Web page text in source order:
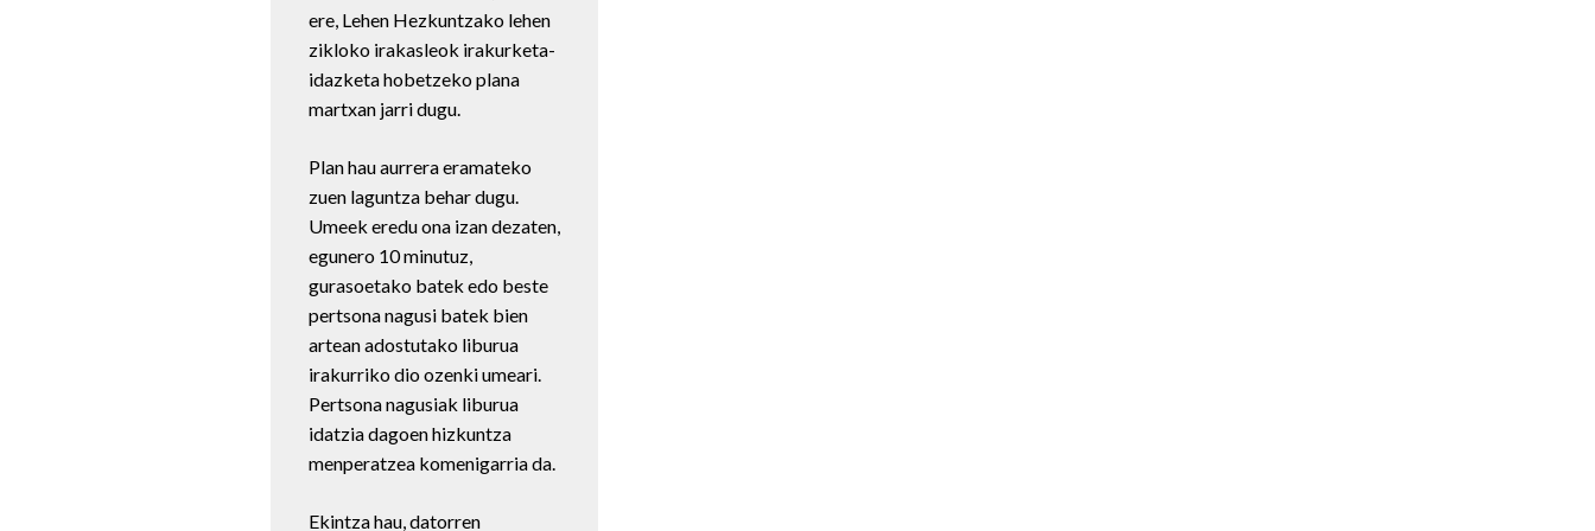
ere, Lehen Hezkuntzako lehen
zikloko irakasleok irakurketa-
idazketa hobetzeko plana
martxan jarri dugu.
Plan hau aurrera eramateko
zuen laguntza behar dugu.
Umeek eredu ona izan dezaten,
egunero 10 minutuz,
gurasoetako batek edo beste
pertsona nagusi batek bien
artean adostutako liburua
irakurriko dio ozenki umeari.
Pertsona nagusiak liburua
idatzia dagoen hizkuntza
menperatzea komenigarria da.
Ekintza hau, datorren